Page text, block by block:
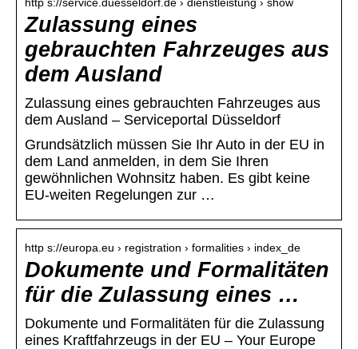
http s://service.duesseldorf.de › dienstleistung › show
Zulassung eines
gebrauchten Fahrzeuges aus
dem Ausland
Zulassung eines gebrauchten Fahrzeuges aus
dem Ausland – Serviceportal Düsseldorf
Grundsätzlich müssen Sie Ihr Auto in der EU in
dem Land anmelden, in dem Sie Ihren
gewöhnlichen Wohnsitz haben. Es gibt keine
EU-weiten Regelungen zur …
http s://europa.eu › registration › formalities › index_de
Dokumente und Formalitäten
für die Zulassung eines …
Dokumente und Formalitäten für die Zulassung
eines Kraftfahrzeugs in der EU – Your Europe